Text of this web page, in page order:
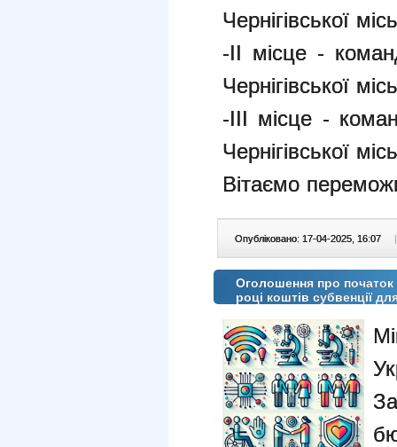
Чернігівської
-ІІ місце -
Чернігівської
-ІІІ місце -
Чернігівської
Вітаємо
Опубліковано: 17-04-2025, 16:07 |
Оголошення про початок
році коштів субвенції